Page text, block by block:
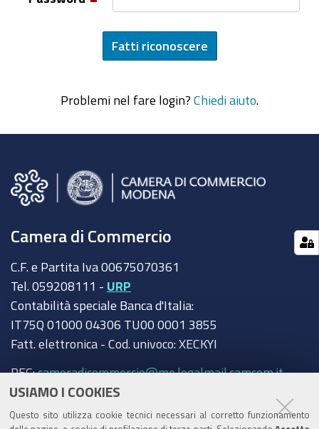
USIAMO I COOKIES
Questo sito utilizza cookie tecnici necessari al corretto funzionamento
Problemi nel fare login? Chiedi aiuto
Camera di Commercio
C.F. e Partita Iva 00675070361
Tel. 059208111 - URP
Contabilità speciale Banca d'Italia:
IT75Q 01000 04306 TU00 0001 3855
Fatt. elettronica - Cod. univoco: XECKYI
PEC:cameradicommercio@mo.legalmail.camcom.it
Trasparenza